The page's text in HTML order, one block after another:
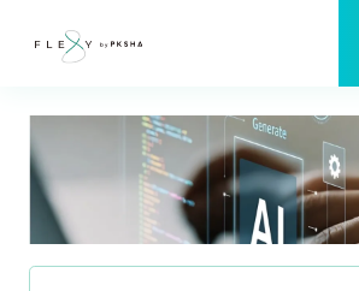
職種から案件を探す